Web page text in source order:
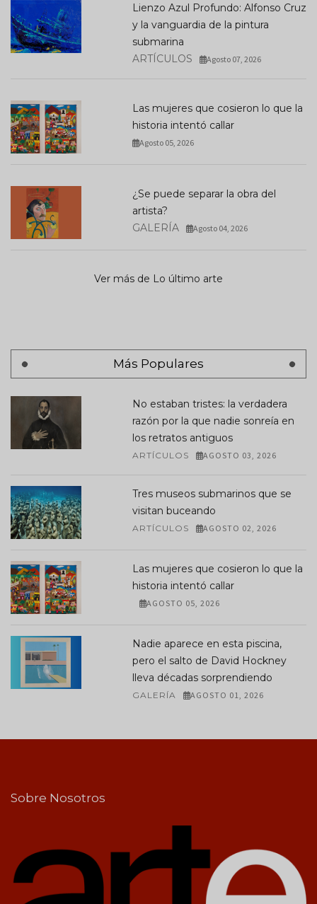
Lienzo Azul Profundo: Alfonso Cruz
y la vanguardia de la pintura
submarina
ARTÍCULOS
Agosto 07, 2026
Las mujeres que cosieron lo que la
historia intentó callar
Agosto 05, 2026
¿Se puede separar la obra del
artista?
GALERÍA
Agosto 04, 2026
Ver más de Lo último arte
Más Populares
No estaban tristes: la verdadera
razón por la que nadie sonreía en
los retratos antiguos
ARTÍCULOS AGOSTO 03, 2026
Tres museos submarinos que se
visitan buceando
ARTÍCULOS AGOSTO 02, 2026
Las mujeres que cosieron lo que la
historia intentó callar
AGOSTO 05, 2026
Nadie aparece en esta piscina,
pero el salto de David Hockney
lleva décadas sorprendiendo
GALERÍA AGOSTO 01, 2026
Sobre Nosotros